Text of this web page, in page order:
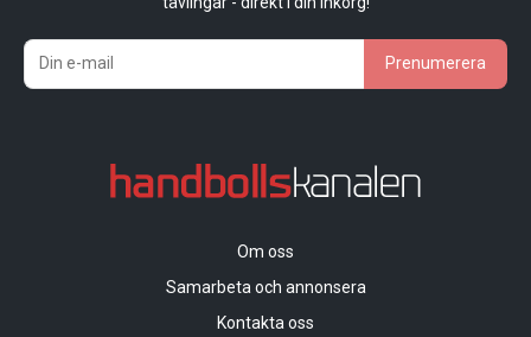
Prenumerera
Om oss
Samarbeta och annonsera
Kontakta oss